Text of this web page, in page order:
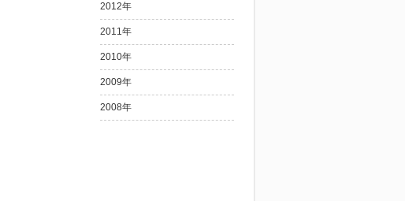
2012年
2011年
2010年
2009年
2008年